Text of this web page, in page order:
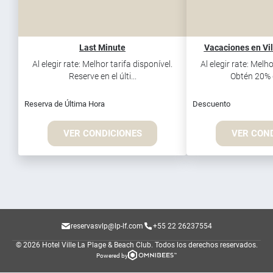
Last Minute
Al elegir rate: Melhor tarifa disponível.
Reserve en el últi...
Reserva de Última Hora
VER CONDICIONES
Vacaciones en
Al elegir rate:
Obtén 20%
Descuento
VER
reservasvlp@lp-lf.com +55 22 26237554
© 2026 Hotel Ville La Plage & Beach Club. Todos los derechos reservados.
Powered by